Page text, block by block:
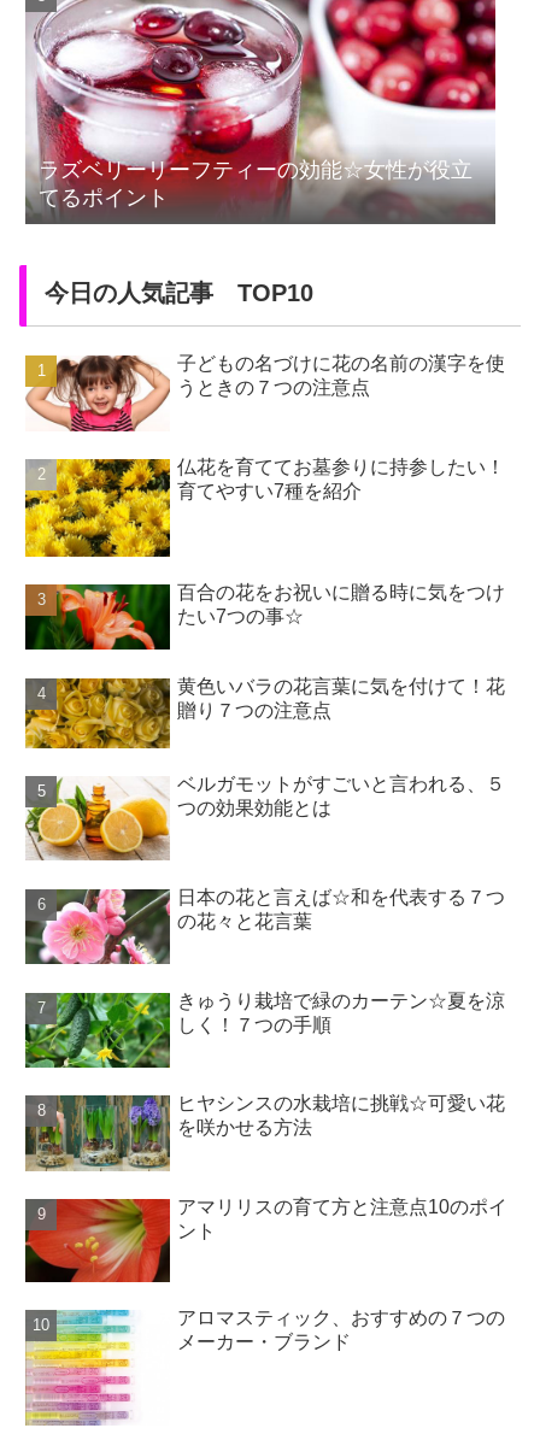
ラズベリーリーフティーの効能☆女性が役立
てるポイント
今日の人気記事 TOP10
子どもの名づけに花の名前の漢字を使
うときの７つの注意点
仏花を育ててお墓参りに持参したい！
育てやすい7種を紹介
百合の花をお祝いに贈る時に気をつけ
たい7つの事☆
黄色いバラの花言葉に気を付けて！花
贈り７つの注意点
ベルガモットがすごいと言われる、５
つの効果効能とは
日本の花と言えば☆和を代表する７つ
の花々と花言葉
きゅうり栽培で緑のカーテン☆夏を涼
しく！７つの手順
ヒヤシンスの水栽培に挑戦☆可愛い花
を咲かせる方法
アマリリスの育て方と注意点10のポイ
ント
アロマスティック、おすすめの７つの
メーカー・ブランド